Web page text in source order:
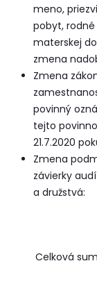
meno,
pobyt,
materskej
zmena
Zmena
povinný
tejto
21.7.2020
Zmena
závierky
a družstvá:
Celková